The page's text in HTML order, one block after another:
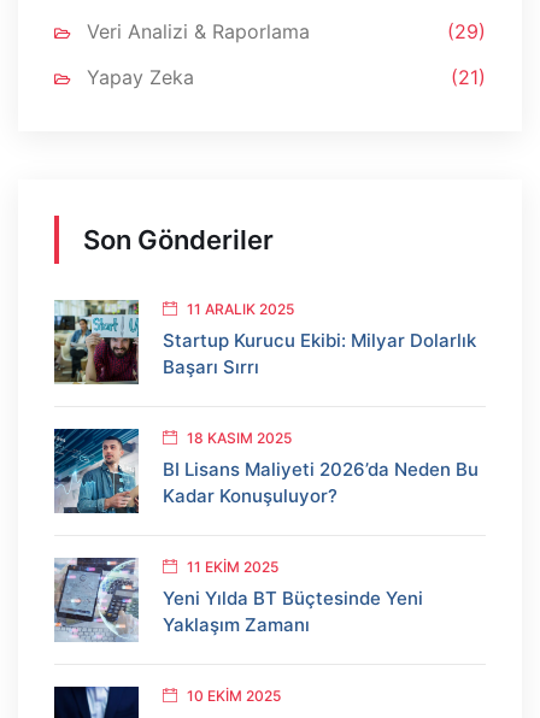
Veri Analizi & Raporlama
(29)
Yapay Zeka
(21)
Son Gönderiler
11 ARALIK 2025
Startup Kurucu Ekibi: Milyar Dolarlık
Başarı Sırrı
18 KASIM 2025
BI Lisans Maliyeti 2026’da Neden Bu
Kadar Konuşuluyor?
11 EKIM 2025
Yeni Yılda BT Büçtesinde Yeni
Yaklaşım Zamanı
10 EKIM 2025